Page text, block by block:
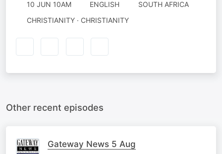
10 JUN 10AM ENGLISH
SOUTH AFRICA
CHRISTIANITY · CHRISTIANITY
Other recent episodes
Gateway News 5 Aug